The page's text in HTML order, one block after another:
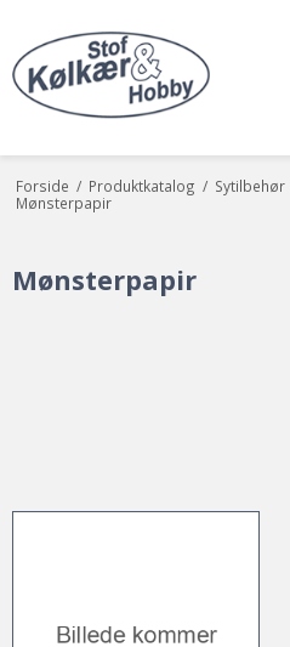
Forside / Produktkatalog / Sytilbehør
Mønsterpapir
Mønsterpapir